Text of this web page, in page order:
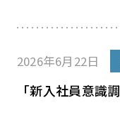
2026年6月22日
「新入社員意識